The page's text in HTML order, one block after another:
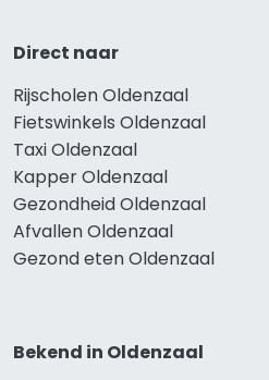
Direct naar
Rijscholen Oldenzaal
Fietswinkels Oldenzaal
Taxi Oldenzaal
Kapper Oldenzaal
Gezondheid Oldenzaal
Afvallen Oldenzaal
Gezond eten Oldenzaal
Bekend in Oldenzaal